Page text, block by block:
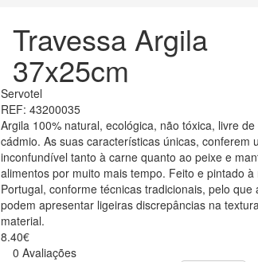
Travessa Argila
37x25cm
Servotel
REF: 43200035
Argila 100% natural, ecológica, não tóxica, livre
cádmio. As suas características únicas, conferem
inconfundível tanto à carne quanto ao peixe e
alimentos por muito mais tempo. Feito e pintado à
Portugal, conforme técnicas tradicionais, pelo que
podem apresentar ligeiras discrepâncias na
material.
8.40€
0 Avaliações